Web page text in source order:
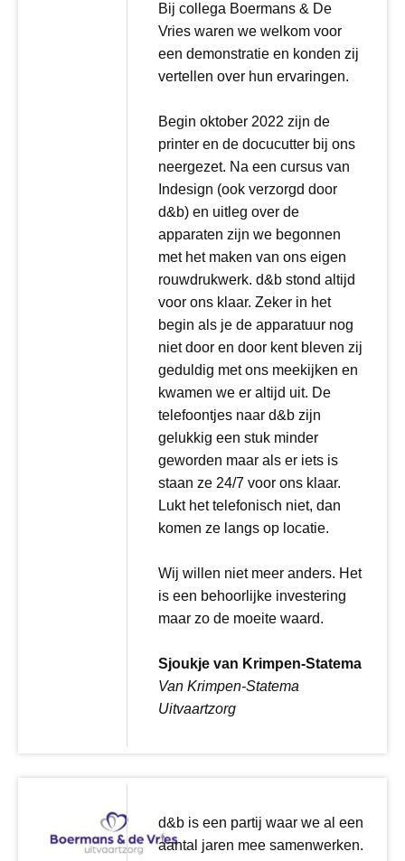
Bij collega Boermans & De
Vries waren we welkom voor
een demonstratie en konden zij
vertellen over hun ervaringen.
Begin oktober 2022 zijn de
printer en de docucutter bij ons
neergezet. Na een cursus van
Indesign (ook verzorgd door
d&b) en uitleg over de
apparaten zijn we begonnen
met het maken van ons eigen
rouwdrukwerk. d&b stond altijd
voor ons klaar. Zeker in het
begin als je de apparatuur nog
niet door en door kent bleven zij
geduldig met ons meekijken en
kwamen we er altijd uit. De
telefoontjes naar d&b zijn
gelukkig een stuk minder
geworden maar als er iets is
staan ze 24/7 voor ons klaar.
Lukt het telefonisch niet, dan
komen ze langs op locatie.
Wij willen niet meer anders. Het
is een behoorlijke investering
maar zo de moeite waard.
Sjoukje van Krimpen-Statema
Van Krimpen-Statema
Uitvaartzorg
d&b is een partij waar we al een
aantal jaren mee samenwerken.